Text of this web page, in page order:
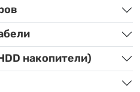
накопители)